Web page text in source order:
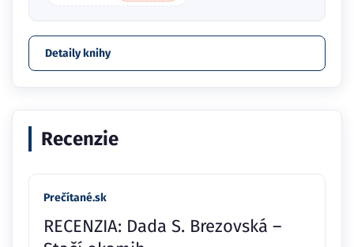
Detaily knihy
Recenzie
Prečítané.sk
RECENZIA: Dada S. Brezovská –